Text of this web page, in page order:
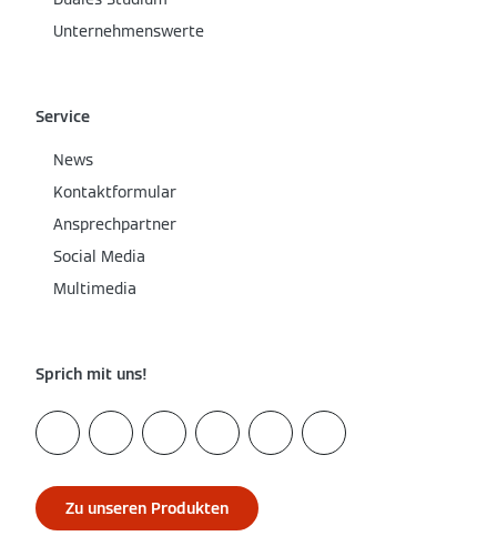
Unternehmenswerte
Service
News
Kontaktformular
Ansprechpartner
Social Media
Multimedia
Sprich mit uns!
Zu unseren Produkten